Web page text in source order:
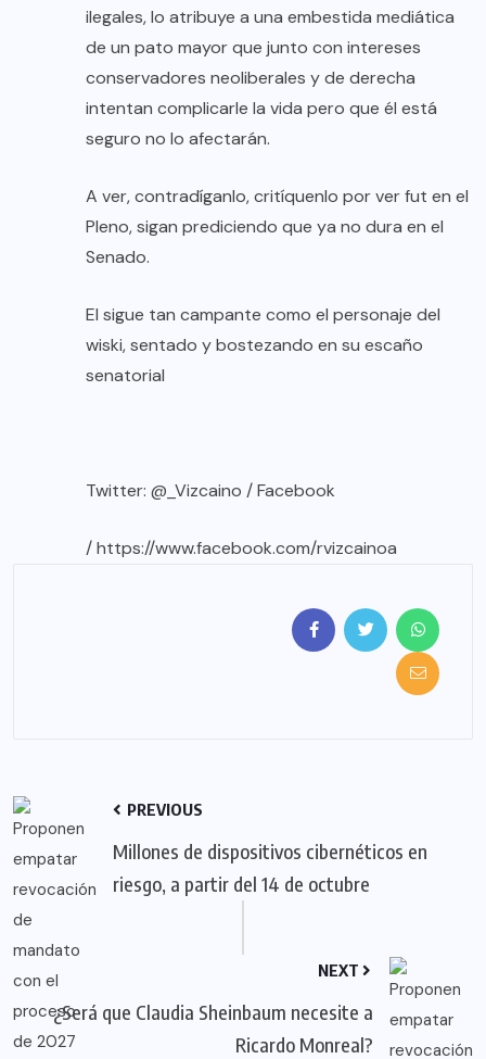
ilegales, lo atribuye a una embestida mediática
de un pato mayor que junto con intereses
conservadores neoliberales y de derecha
intentan complicarle la vida pero que él está
seguro no lo afectarán.
A ver, contradíganlo, critíquenlo por ver fut en el
Pleno, sigan prediciendo que ya no dura en el
Senado.
El sigue tan campante como el personaje del
wiski, sentado y bostezando en su escaño
senatorial
Twitter: @_Vizcaino / Facebook
/https://www.facebook.com/rvizcainoa
PREVIOUS
Millones de dispositivos cibernéticos en
riesgo, a partir del 14 de octubre
NEXT
¿Será que Claudia Sheinbaum necesite a
Ricardo Monreal?